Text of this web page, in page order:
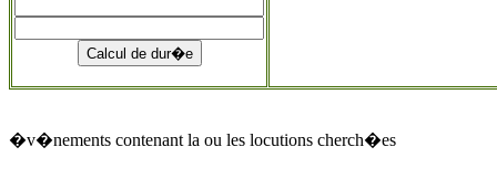
�v�nements contenant la ou les locutions cherch�es